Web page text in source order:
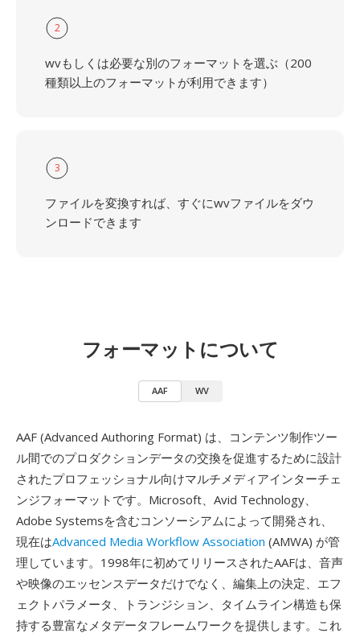
2
wvもしくは必要な別のフォーマットを選ぶ（200
種類以上のフォーマットが利用できます）
3
ファイルを変換すれば、すぐにwvファイルをダウ
ンロードできます
フォーマットについて
AAF WV
AAF (Advanced Authoring Format) は、コンテンツ制作ツー
ル間でのプロダクションデータの交換を促進するために設計
されたプロフェッショナル向けマルチメディアインターチェ
ンジフォーマットです。Microsoft、Avid Technology、
Adobe Systemsを含むコンソーシアムによって開発され、
現在はAdvanced Media Workflow Association (AMWA) が管
理しています。1998年に初めてリリースされたAAFは、音声
や映像のエッセンスデータだけでなく、編集上の決定、エフ
ェクトパラメータ、トランジション、タイムライン構造も保
持する豊富なメタデータフレームワークを提供します。これ